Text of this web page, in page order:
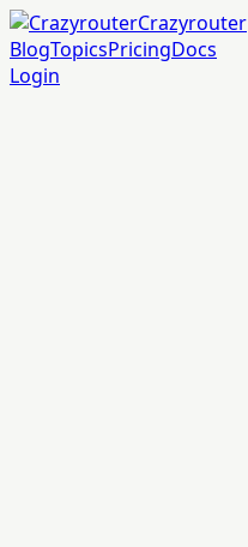
Crazyrouter
BlogTopicsPricingDocs
Login